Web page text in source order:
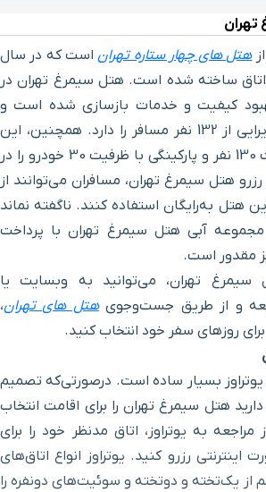
۴ دقیقه با خودرو (۲ کیلومتر و ۴۸۳ متر)
۴ دقیقه با خودرو (۲ کیلومتر و ۵۱۶ متر)
۵ دقیقه با خودرو (۲ کیلومتر و ۷۱۱ متر)
۵ دقیقه با خودرو (۲ کیلومتر و ۷۳۳ متر)
۶ دقیقه با خودرو (۲ کیلومتر و ۷۸۵ متر)
۵ دقیقه با خودرو (۲ کیلومتر و ۸۳۶ متر)
۵ دقیقه با خودرو (۲ کیلومتر و ۹۹۲ متر)
تهران
هتل‌ های چهار ستاره تهراناست که در سال
در 16 طبقه با 99 اتاق ساخته شده است. هتل سیمرغ تهران در
بهبود کیفیت و خدمات بازسازی شده است و
در‌حال‌حاضر، ظرفیت پذیرایی از 132 نفر مسافر را دارد. همچنین، این
هتل رستورانی با ظرفیت 130 نفر و پارکینگی با ظرفیت 30 خودرو را در
هتل سیمرغ تهران، مسافران می‌توانند از
هتل به‌رایگان استفاده کنند. ناگفته نماند
مجموعه آبی هتل سیمرغ تهران با پرداخت
مقدور است.
سیمرغ تهران، می‌توانید به وبسایت یا
و از طریق جست‌وجویهتل های تهران،
روزهای سفر خود انتخاب کنید.
بسیار ساده است. در‌صورتی‌که تصمیم
هتل سیمرغ تهران را برای اقامت انتخاب
به یوتراوز، اتاق مدنظر خود را برای
اینترنتی رزرو کنید. یوتراوز انواع اتاق‌های
از یک‌تخته و دو‌تخته و سوئیت‌های دو‌نفره را